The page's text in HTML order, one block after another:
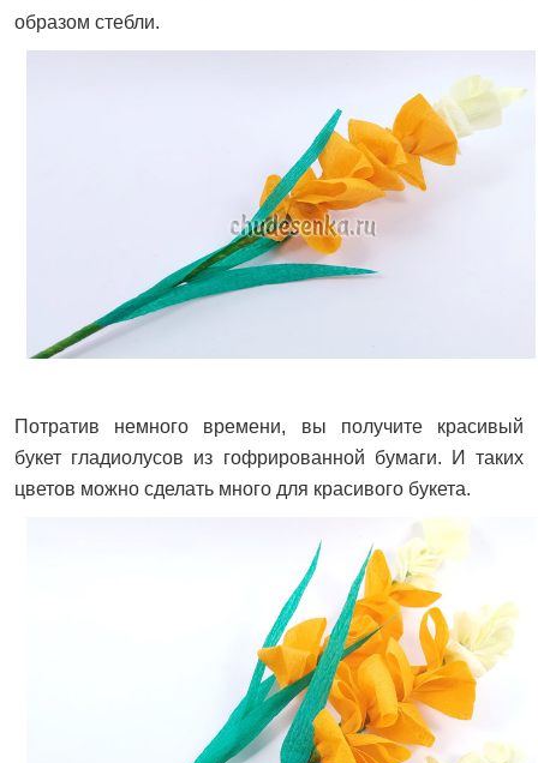
образом стебли.
Потратив немного времени, вы получите красивый
букет гладиолусов из гофрированной бумаги. И таких
цветов можно сделать много для красивого букета.